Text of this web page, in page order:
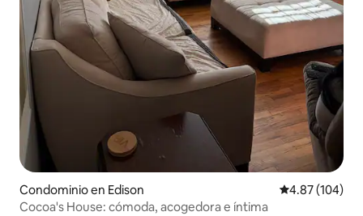
Condominio en Edison Calificación
4.87 (104)
Cocoa's House: cómoda, acogedora e íntima